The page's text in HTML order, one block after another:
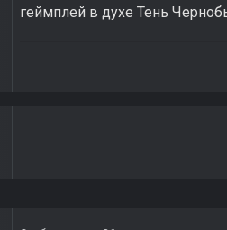
геймплей в духе Тень